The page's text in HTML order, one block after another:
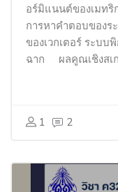
อร์มิแนนต์ของเมท
การหาคำตอบของร
ของเวกเตอร์ ระบบ
ฉาก ผลคูณเชิงสเก
1 2